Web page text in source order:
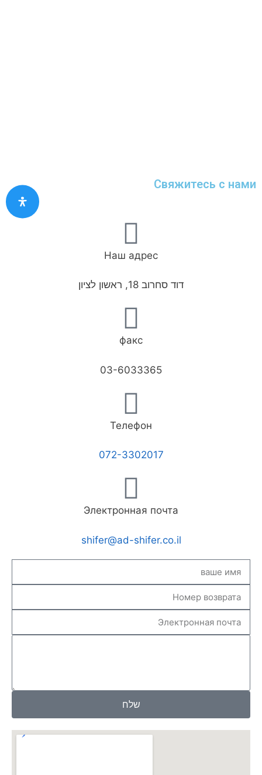
Свяжитесь с нами
Наш адрес
דוד סחרוב 18, ראשון לציון
факс
03-6033365
Телефон
072-3302017
Электронная почта
shifer@ad-shifer.co.il
שלח